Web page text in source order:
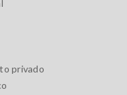
privado